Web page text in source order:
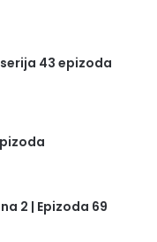
43 epizoda
2 | Epizoda 69